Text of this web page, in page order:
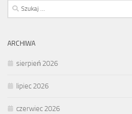
Szukaj:
ARCHIWA
sierpień 2026
lipiec 2026
czerwiec 2026